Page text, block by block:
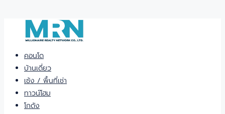
คอนโด
บ้านเดี่ยว
เซ้ง / พื้นที่เช่า
ทาวน์โฮม
โกดัง